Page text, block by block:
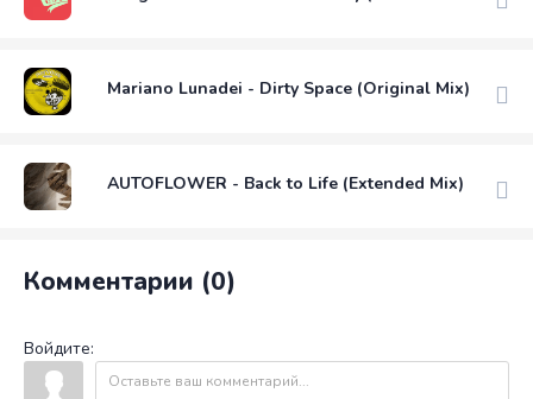
Mariano Lunadei - Dirty Space (Original Mix)
AUTOFLOWER - Back to Life (Extended Mix)
Комментарии (0)
Войдите: